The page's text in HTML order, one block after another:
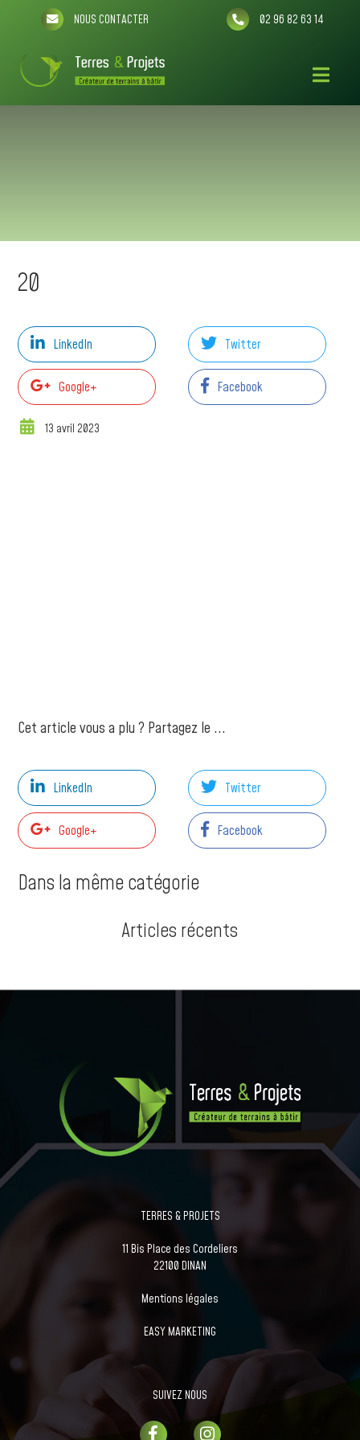
NOUS CONTACTER 02 96 82 63 14
20
LinkedIn Twitter
Google+ Facebook
13 avril 2023
Cet article vous a plu ? Partagez le ...
LinkedIn Twitter
Google+ Facebook
Dans la même catégorie
Articles récents
TERRES & PROJETS
11 Bis Place des Cordeliers
22100 DINAN
Mentions légales
EASY MARKETING
SUIVEZ NOUS